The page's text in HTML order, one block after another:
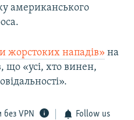
американського
жорстоких нападів» на
що «усі, хто винен,
без VPN Follow us